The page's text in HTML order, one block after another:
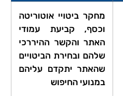
מחקר ביטויי אוטוריטה
וכסף, קביעת עמודי
האתר והקשר ההיררכי
שלהם ובחירת הביטויים
שהאתר יתקדם עליהם
במנועי החיפוש